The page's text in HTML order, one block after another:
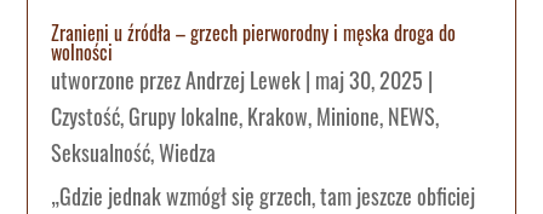
Zranieni u źródła – grzech pierworodny i męska droga do
wolności
utworzone przezAndrzej Lewek| maj 30, 2025 |
Czystość,Grupy lokalne,Krakow,Minione,NEWS,
Seksualność,Wiedza
„Gdzie jednak wzmógł się grzech, tam jeszcze obficiej